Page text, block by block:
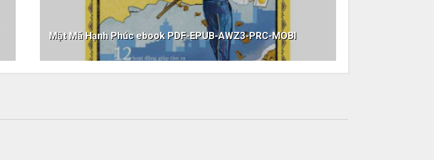
Mật Mã Hạnh Phúc ebook PDF-EPUB-AWZ3-PRC-MOBI